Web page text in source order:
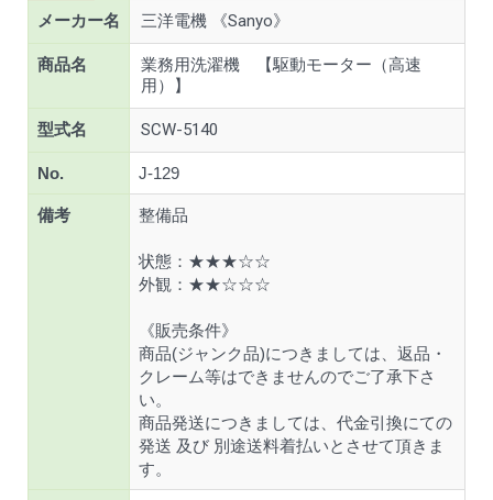
メーカー名 三洋電機 《Sanyo》
商品名
業務用洗濯機 【駆動モーター（高速
用）】
型式名 SCW-5140
No. J-129
備考 整備品
状態：★★★☆☆
外観：★★☆☆☆
《販売条件》
商品(ジャンク品)につきましては、返品・
クレーム等はできませんのでご了承下さ
い。
商品発送につきましては、代金引換にての
発送 及び 別途送料着払いとさせて頂きま
す。